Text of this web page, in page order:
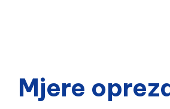
Mjere